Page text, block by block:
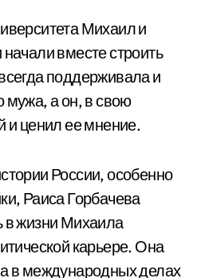
Михаил и
вместе строить
поддерживала и
мужа, а он, в свою
и ценил ее мнение.
России, особенно
Раиса Горбачева
в жизни Михаила
карьере. Она
в международных делах